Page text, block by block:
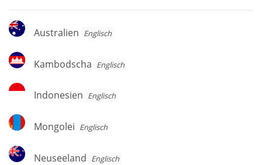
Australien
Australien Englisch
Kambodscha
Kambodscha Englisch
Indonesien
Indonesien Englisch
Mongolei
Mongolei Englisch
Neuseeland
Neuseeland Englisch